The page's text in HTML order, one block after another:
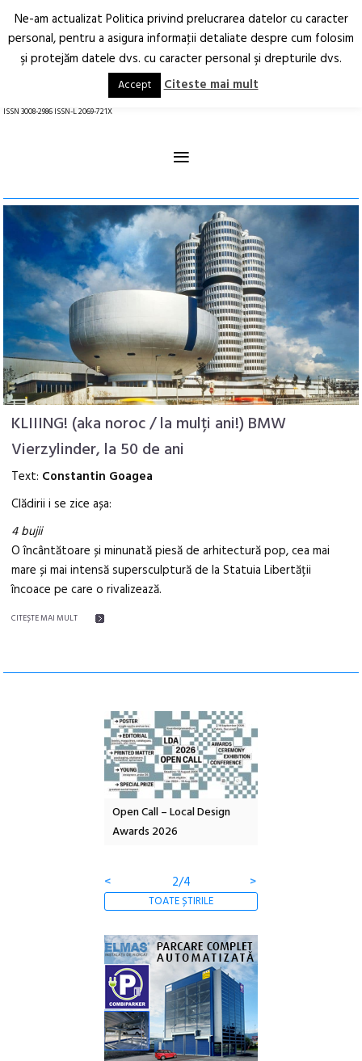
Arhitectură.
Oraș.
RO EN
ISSN 3008-2986 ISSN-L 2069-721X
≡
KLIIING! (aka noroc / la mulți ani!) BMW
Vierzylinder, la 50 de ani
Text: Constantin Goagea
Clădirii i se zice așa:
4 bujii
O încântătoare și minunată piesă de arhitectură pop, cea mai
mare și mai intensă supersculptură de la Statuia Libertății
încoace pe care o rivalizează.
CITEŞTE MAI MULT
Open Call – Local Design
Awards 2026
<
2/4 >
TOATE ȘTIRILE
Ne-am actualizat Politica privind prelucrarea datelor cu caracter
personal, pentru a asigura informaţii detaliate despre cum folosim
şi protejăm datele dvs. cu caracter personal şi drepturile dvs.
Accept Citeste mai mult